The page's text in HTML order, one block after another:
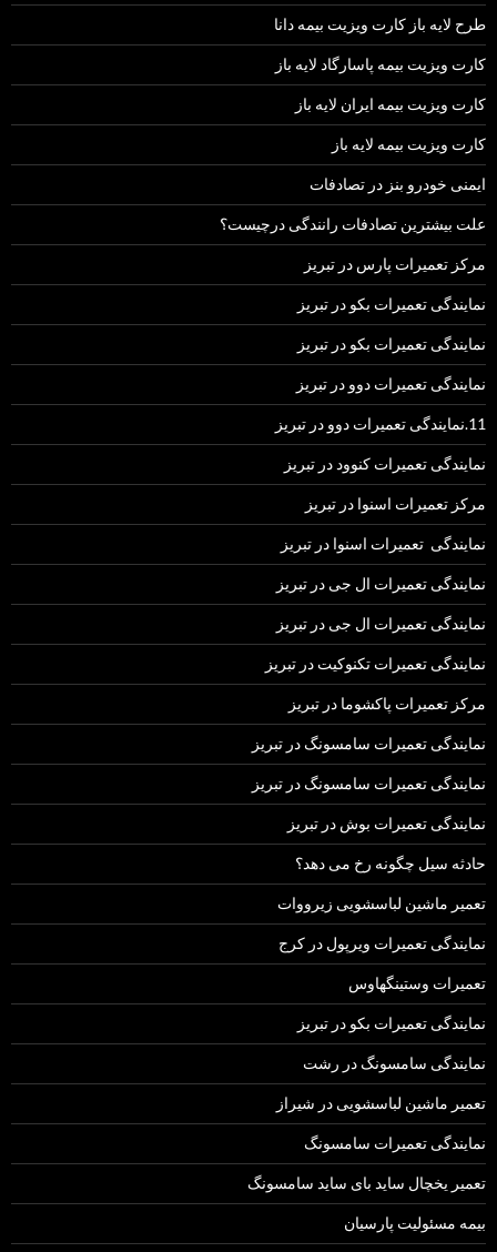
طرح لایه باز کارت ویزیت بیمه دانا
کارت ویزیت بیمه پاسارگاد لایه باز
کارت ویزیت بیمه ایران لایه باز
کارت ویزیت بیمه لایه باز
ایمنی خودرو بنز در تصادفات
علت بیشترین تصادفات رانندگی درچیست؟
مرکز تعمیرات پارس در تبریز
نمایندگی تعمیرات بکو در تبریز
نمایندگی تعمیرات بکو در تبریز
نمایندگی تعمیرات دوو در تبریز
11.نمایندگی تعمیرات دوو در تبریز
نمایندگی تعمیرات کنوود در تبریز
مرکز تعمیرات اسنوا در تبریز
نمایندگی تعمیرات اسنوا در تبریز
نمایندگی تعمیرات ال جی در تبریز
نمایندگی تعمیرات ال جی در تبریز
نمایندگی تعمیرات تکنوکیت در تبریز
مرکز تعمیرات پاکشوما در تبریز
نمایندگی تعمیرات سامسونگ در تبریز
نمایندگی تعمیرات سامسونگ در تبریز
نمایندگی تعمیرات بوش در تبریز
حادثه سیل چگونه رخ می دهد؟
تعمیر ماشین لباسشویی زیرووات
نمایندگی تعمیرات ویرپول در کرج
تعمیرات وستینگهاوس
نمایندگی تعمیرات بکو در تبریز
نمایندگی سامسونگ در رشت
تعمیر ماشین لباسشویی در شیراز
نمایندگی تعمیرات سامسونگ
تعمیر یخچال ساید بای ساید سامسونگ
بیمه مسئولیت پارسیان